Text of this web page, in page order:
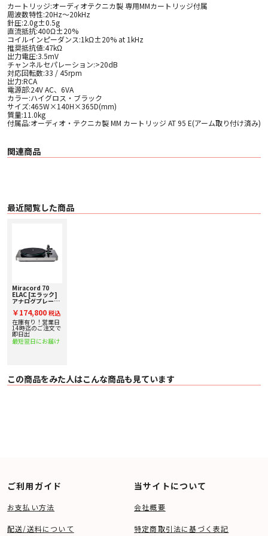
カートリッジ:オーディオテクニカ製 専用MMカートリッジ付属
周波数特性:20Hz～20kHz
針圧:2.0g±0.5g
直流抵抗:400Ω±20%
コイルインピーダンス:1kΩ±20% at 1kHz
推奨抵抗値:47kΩ
出力電圧:3.5mV
チャンネルセパレーション:>20dB
対応回転数:33 / 45rpm
出力:RCA
電源部:24V AC、6VA
カラー:ハイグロス・ブラック
サイズ:465W×140H×365D(mm)
質量:11.0kg
付属品:オーディオ・テクニカ製 MM カートリッジ AT 95 E(アーム取り付け済み)
関連商品
最近閲覧した商品
Miracord 70
ELAC [エラック]
アナログプレーヤ
￥174,800 税込
在庫有り！営業日
14時迄のご注文で
即日出
最短翌日にお届け
この商品をみた人はこんな商品も見ています
ご利用ガイド
お支払い方法
配送/送料について
当サイトについて
会社概要
特定商取引法に基づく表記